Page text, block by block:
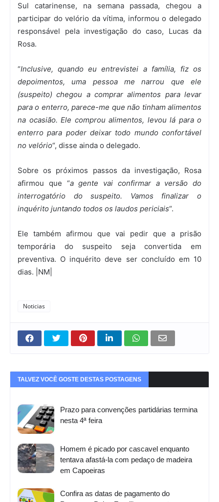
Sul catarinense, na semana passada, chegou a
participar do velório da vítima, informou o delegado
responsável pela investigação do caso, Lucas da
Rosa.
“Inclusive, quando eu entrevistei a família, fiz os
depoimentos, uma pessoa me narrou que ele
(suspeito) chegou a comprar alimentos para levar
para o enterro, parece-me que não tinham alimentos
na ocasião. Ele comprou alimentos, levou lá para o
enterro para poder deixar todo mundo confortável
no velório“, disse ainda o delegado.
Sobre os próximos passos da investigação, Rosa
afirmou que “a gente vai confirmar a versão do
interrogatório do suspeito. Vamos finalizar o
inquérito juntando todos os laudos periciais“.
Ele também afirmou que vai pedir que a prisão
temporária do suspeito seja convertida em
preventiva. O inquérito deve ser concluído em 10
dias. |NM|
Noticias
TALVEZ VOCÊ GOSTE DESTAS POSTAGENS
Prazo para convenções partidárias termina
nesta 4ª feira
Homem é picado por cascavel enquanto
tentava afastá-la com pedaço de madeira
em Capoeiras
Confira as datas de pagamento do